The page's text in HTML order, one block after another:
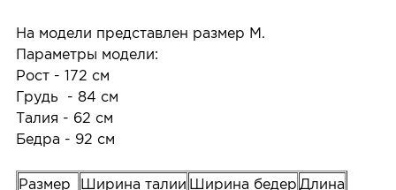
На модели представлен размер M.
Параметры модели:
Рост - 172 см
Грудь - 84 см
Талия - 62 см
Бедра - 92 см
Размер Ширина талии Ширина бедер Длина